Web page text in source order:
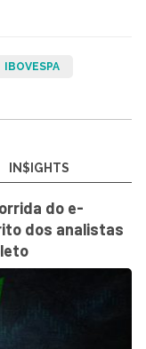
IBOVESPA
IN$IGHTS
do e-
dos analistas